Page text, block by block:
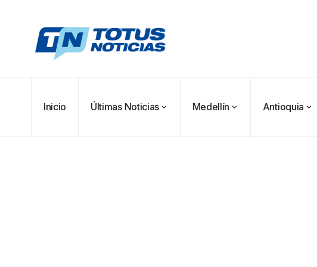
Inicio Últimas Noticias Medellín Antioquia